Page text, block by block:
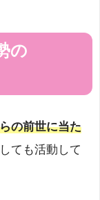
の
の前世に当た
ても活動して